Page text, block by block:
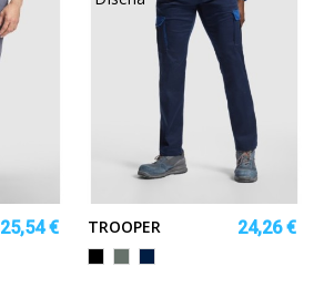
25,54 €
TROOPER
24,26 €